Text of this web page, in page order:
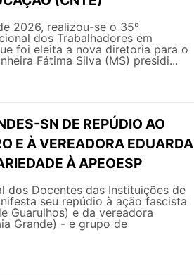
2026, realizou-se o 35º
dos Trabalhadores em
foi eleita a nova diretoria para o
Fátima Silva (MS) presidi...
SN DE REPÚDIO AO
E À VEREADORA EDUARDA
À APEOESP
dos Docentes das Instituições de
seu repúdio à ação fascista
Guarulhos) e da vereadora
Grande) - e grupo de